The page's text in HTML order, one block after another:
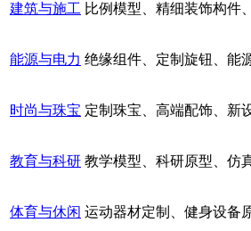
建筑与施工 比例模型、精细装饰构件
能源与电力 绝缘组件、定制旋钮、能
时尚与珠宝 定制珠宝、高端配饰、新
教育与科研 教学模型、科研原型、仿
体育与休闲 运动器材定制、健身设备